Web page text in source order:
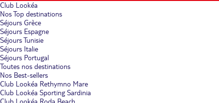
Club Lookéa
Nos Top destinations
Séjours Grèce
Séjours Espagne
Séjours Tunisie
Séjours Italie
Séjours Portugal
Toutes nos destinations
Nos Best-sellers
Club Lookéa Rethymno Mare
Club Lookéa Sporting Sardinia